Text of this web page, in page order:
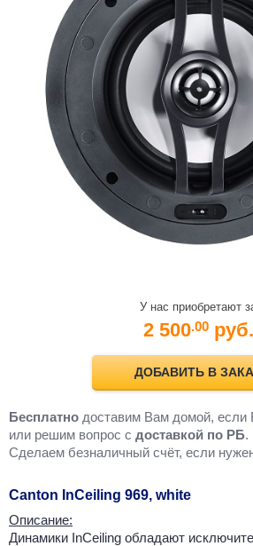
У нас приобретают
2 500.00 руб.
ДОБАВИТЬ В
Бесплатно доставим Вам домой, если
или решим вопрос с доставкой по РБ.
Cделаем безналичный счёт, если
Canton InCeiling 969, white
Описание:
Динамики InCeiling обладают